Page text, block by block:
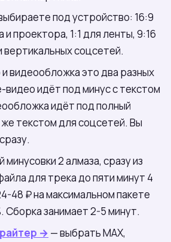
под устройство: 16:9
и проектора, 1:1 для ленты, 9:16
соцсетей.
видеообложка это два разных
идёт под минус с текстом
идёт под полный
текстом для соцсетей. Вы
минусовки 2 алмаза, сразу из
для трека до пяти минут 4
48 ₽ на максимальном пакете
Сборка занимает 2-5 минут.
→ — выбрать МАХ,